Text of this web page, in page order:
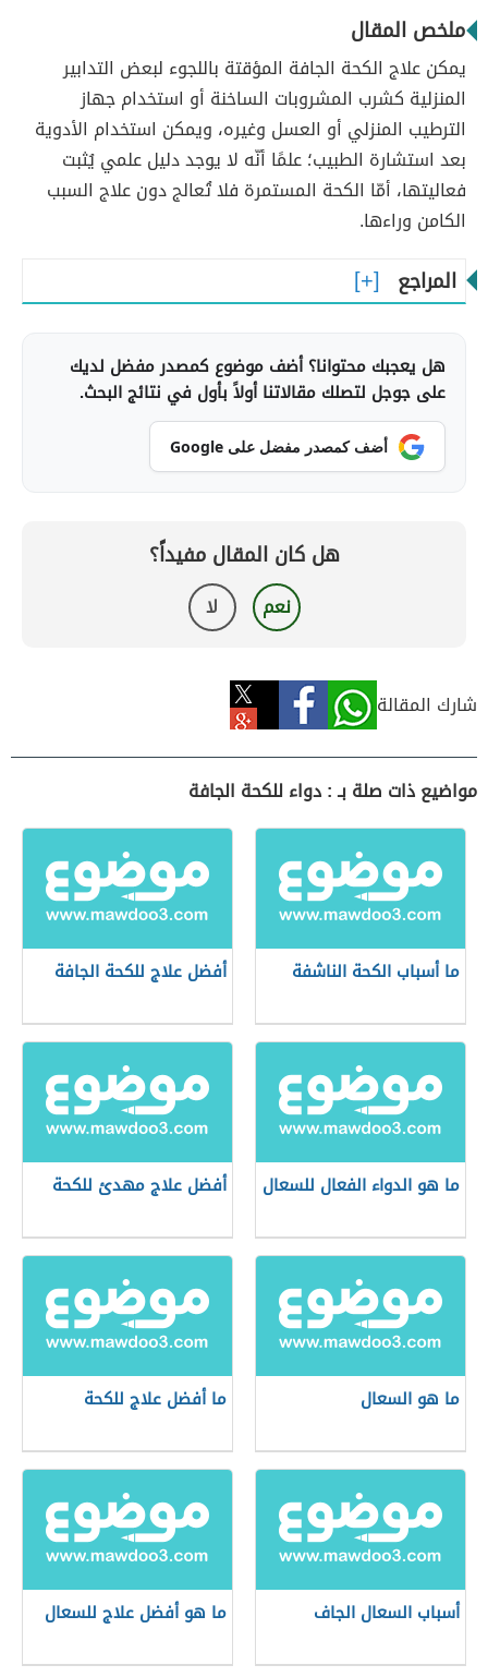
ملخص المقال
يمكن علاج الكحة الجافة المؤقتة باللجوء لبعض التدابير
المنزلية كشرب المشروبات الساخنة أو استخدام جهاز
الترطيب المنزلي أو العسل وغيره، ويمكن استخدام الأدوية
بعد استشارة الطبيب؛ علمًا أنّه لا يوجد دليل علمي يُثبت
فعاليتها، أمّا الكحة المستمرة فلا تُعالج دون علاج السبب
الكامن وراءها.
المراجع
هل يعجبك محتوانا؟ أضف موضوع كمصدر مفضل لديك
على جوجل لتصلك مقالاتنا أولاً بأول في نتائج البحث.
أضف كمصدر مفضل على Google
هل كان المقال مفيداً؟
نعم لا
شارك المقالة
مواضيع ذات صلة بـ : دواء للكحة الجافة
ما أسباب الكحة الناشفة أفضل علاج للكحة الجافة
ما هو الدواء الفعال للسعال أفضل علاج مهدئ للكحة
ما هو السعال ما أفضل علاج للكحة
أسباب السعال الجاف ما هو أفضل علاج للسعال